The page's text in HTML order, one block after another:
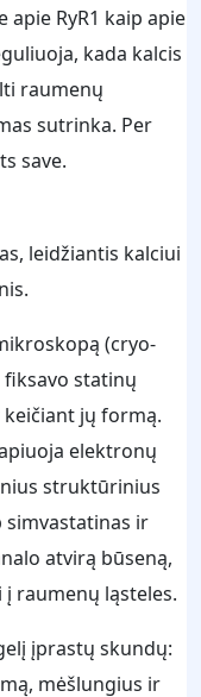
RyR1 kaip apie
kada kalcis
raumenų
sutrinka. Per
save.
leidžiantis kalciui
(cryo-
statinų
keičiant jų formą.
elektronų
struktūrinius
simvastatinas ir
atvirą būseną,
raumenų ląsteles.
įprastų skundų:
mėšlungius ir